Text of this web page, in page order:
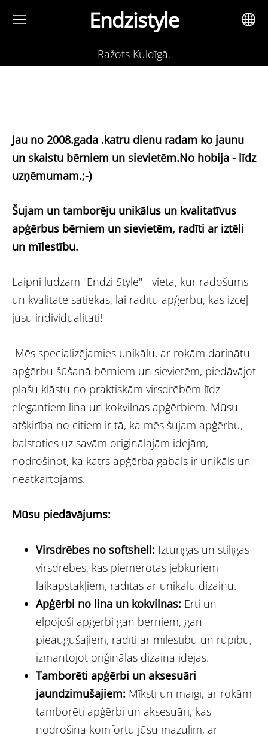
Endzistyle
Ražots Kuldīgā.
Jau no 2008.gada .katru dienu radam ko jaunu
un skaistu bērniem un sievietēm.No hobija - līdz
uzņēmumam.;-)
Šujam un tamborēju unikālus un kvalitatīvus
apģērbus bērniem un sievietēm, radīti ar iztēli
un mīlestību.
Laipni lūdzam "Endzi Style" - vietā, kur radošums
un kvalitāte satiekas, lai radītu apģērbu, kas izceļ
jūsu individualitāti!
Mēs specializējamies unikālu, ar rokām darinātu
apģērbu šūšanā bērniem un sievietēm, piedāvājot
plašu klāstu no praktiskām virsdrēbēm līdz
elegantiem lina un kokvilnas apģērbiem. Mūsu
atšķirība no citiem ir tā, ka mēs šujam apģērbu,
balstoties uz savām oriģinālajām idejām,
nodrošinot, ka katrs apģērba gabals ir unikāls un
neatkārtojams.
Mūsu piedāvājums:
Virsdrēbes no softshell: Izturīgas un stilīgas
virsdrēbes, kas piemērotas jebkuriem
laikapstākļiem, radītas ar unikālu dizainu.
Apģērbi no lina un kokvilnas: Ērti un
elpojoši apģērbi gan bērniem, gan
pieaugušajiem, radīti ar mīlestību un rūpību,
izmantojot oriģinālas dizaina idejas.
Tamborēti apģērbi un aksesuāri
jaundzimušajiem: Mīksti un maigi, ar rokām
tamborēti apģērbi un aksesuāri, kas
nodrošina komfortu jūsu mazulim, ar